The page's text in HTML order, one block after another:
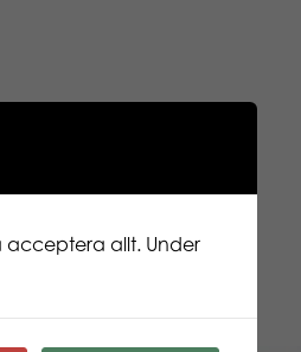
acceptera allt. Under